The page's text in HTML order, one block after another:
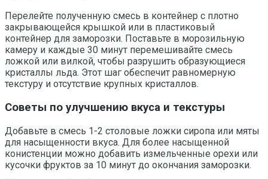
Перелейте полученную смесь в контейнер с плотно
закрывающейся крышкой или в пластиковый
контейнер для заморозки. Поставьте в морозильную
камеру и каждые 30 минут перемешивайте смесь
ложкой или вилкой, чтобы разрушить образующиеся
кристаллы льда. Этот шаг обеспечит равномерную
текстуру и отсутствие крупных кристаллов.
Советы по улучшению вкуса и текстуры
Добавьте в смесь 1-2 столовые ложки сиропа или мяты
для насыщенности вкуса. Для более насыщенной
конистенции можно добавить измельченные орехи или
кусочки фруктов за 10 минут до окончания заморозки.